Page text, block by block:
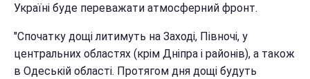
Україні буде переважати атмосферний фронт.
"Спочатку дощі литимуть на Заході, Півночі, у
центральних областях (крім Дніпра і районів), а також
в Одеській області. Протягом дня дощі будуть